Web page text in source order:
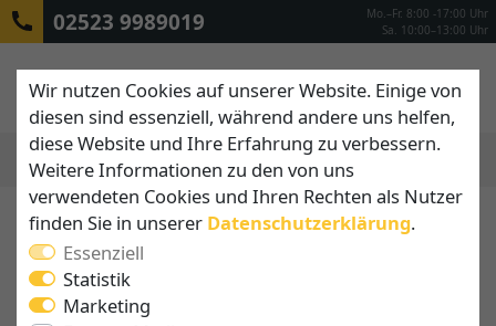
02523 9989019
Mo.–Fr. 8:00 -17:00 Uhr
Sa. 10:00–13:00 Uhr
Wir nutzen Cookies auf unserer Website. Einige von
diesen sind essenziell, während andere uns helfen,
diese Website und Ihre Erfahrung zu verbessern.
Weitere Informationen zu den von uns
verwendeten Cookies und Ihren Rechten als Nutzer
finden Sie in unserer Daten­schutz­erklärung.
Essenziell
Statistik
Marketing